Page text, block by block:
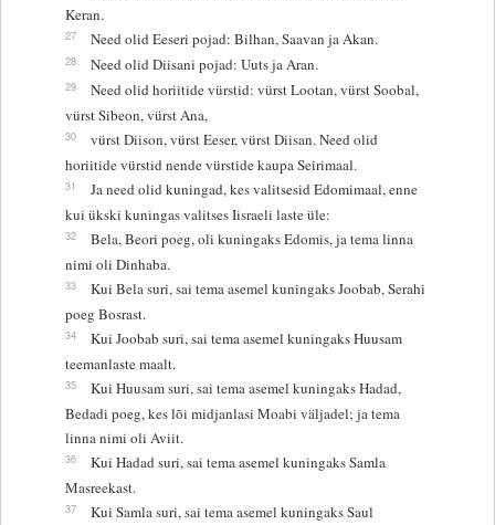
Keran.
27 Need olid Eeseri pojad: Bilhan, Saavan ja Akan.
28 Need olid Diisani pojad: Uuts ja Aran.
29
Need olid horiitide vürstid: vürst Lootan, vürst Soobal,
vürst Sibeon, vürst Ana,
30
vürst Diison, vürst Eeser, vürst Diisan. Need olid
horiitide vürstid nende vürstide kaupa Seirimaal.
31
Ja need olid kuningad, kes valitsesid Edomimaal, enne
kui ükski kuningas valitses Iisraeli laste üle:
32
Bela, Beori poeg, oli kuningaks Edomis, ja tema linna
nimi oli Dinhaba.
33
Kui Bela suri, sai tema asemel kuningaks Joobab, Serahi
poeg Bosrast.
34
Kui Joobab suri, sai tema asemel kuningaks Huusam
teemanlaste maalt.
35
Kui Huusam suri, sai tema asemel kuningaks Hadad,
Bedadi poeg, kes lõi midjanlasi Moabi väljadel; ja tema
linna nimi oli Aviit.
36
Kui Hadad suri, sai tema asemel kuningaks Samla
Masreekast.
37
Kui Samla suri, sai tema asemel kuningaks Saul